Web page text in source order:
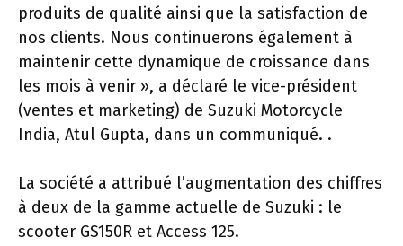
produits de qualité ainsi que la satisfaction de
nos clients. Nous continuerons également à
maintenir cette dynamique de croissance dans
les mois à venir », a déclaré le vice-président
(ventes et marketing) de Suzuki Motorcycle
India, Atul Gupta, dans un communiqué. .
La société a attribué l’augmentation des chiffres
à deux de la gamme actuelle de Suzuki : le
scooter GS150R et Access 125.